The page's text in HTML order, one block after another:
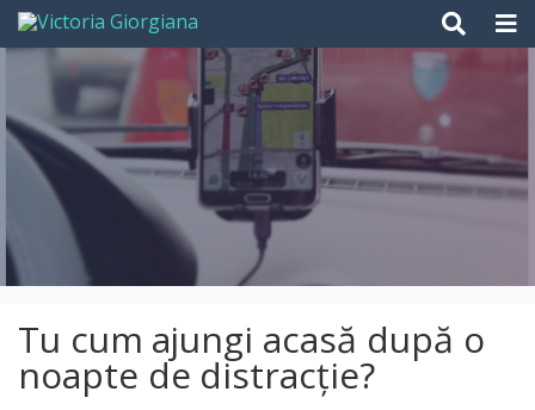
Skip
content
Tu cum ajungi acasă după o
noapte de distracție?